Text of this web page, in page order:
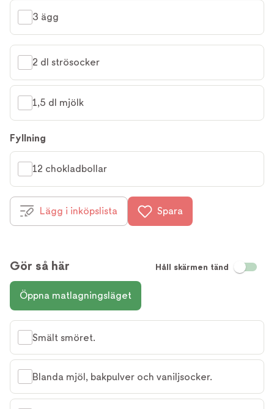
3 ägg
2 dl strösocker
1,5 dl mjölk
Fyllning
12 chokladbollar
Lägg i inköpslista Spara
Gör så här Håll skärmen tänd
Öppna matlagningsläget
Smält smöret.
Blanda mjöl, bakpulver och vaniljsocker.